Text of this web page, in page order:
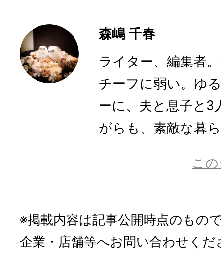
森嶋 千春
ライター、編集者
チーフに弱い。ゆ
ーに、夫と息子と3
がらも、素敵な暮
こ
※掲載内容は記事公開時点のもの
企業・店舗等へお問い合わせくだ